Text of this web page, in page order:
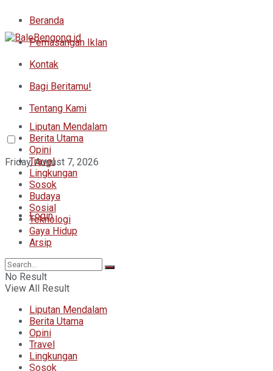
Beranda
Pemasangan Iklan
Kontak
Bagi Beritamu!
Tentang Kami
Friday, August 7, 2026
Login
Liputan Mendalam
Berita Utama
Opini
Travel
Lingkungan
Sosok
Budaya
Sosial
Teknologi
Gaya Hidup
Arsip
No Result
View All Result
Liputan Mendalam
Berita Utama
Opini
Travel
Lingkungan
Sosok